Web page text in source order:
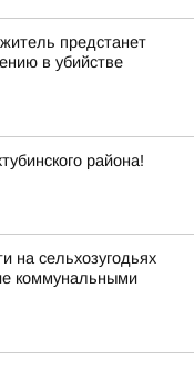
предстанет
в убийстве
района!
на сельхозугодьях
коммунальными